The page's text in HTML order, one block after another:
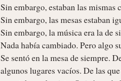
Sin embargo, estaban las mismas
Sin embargo, las mesas estaban
Sin embargo, la música era la de
Nada había cambiado. Pero algo
Se sentó en la mesa de siempre.
algunos lugares vacíos. De las